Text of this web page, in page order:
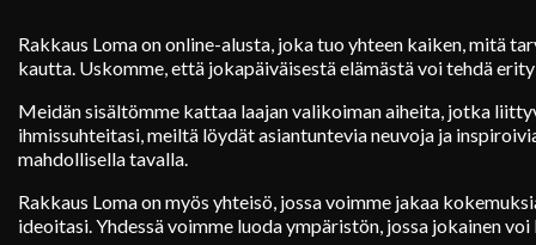
Rakkaus Loma on online-alusta, joka tuo yhteen kaiken, mitä
kautta. Uskomme, että jokapäiväisestä elämästä voi tehdä
Meidän sisältömme kattaa laajan valikoiman aiheita, jotka
ihmissuhteitasi, meiltä löydät asiantuntevia neuvoja ja
mahdollisella tavalla.
Rakkaus Loma on myös yhteisö, jossa voimme jakaa
ideoitasi. Yhdessä voimme luoda ympäristön, jossa jokainen